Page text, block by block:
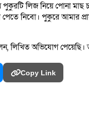
লিজ নিয়ে পোনা
নিবো। পুকুরে আমার
লিখিত অভিযোগ
Copy Link